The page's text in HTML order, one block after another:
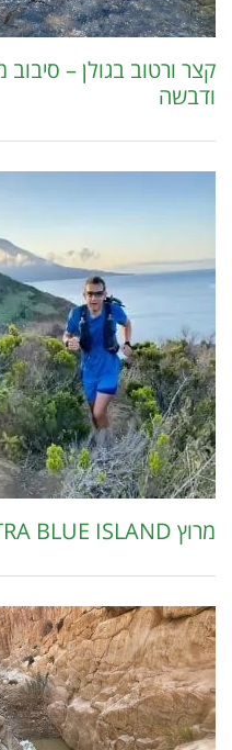
קצר ורטוב בגולן – סיבוב
ודבשה
מרוץ ULTRA BLUE ISLAND באיים האזורים